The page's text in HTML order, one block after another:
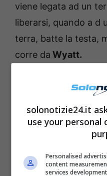
viene legata ad un
liberarsi, quando a d
terra, batte la testa,
corre da Wyatt.
solonotizie24.it
use your
Personalised
content
services development